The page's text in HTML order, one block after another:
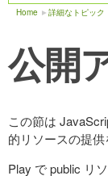
Home 詳細なトピック
公開
この節は
的リソースの提供
Play で public リ